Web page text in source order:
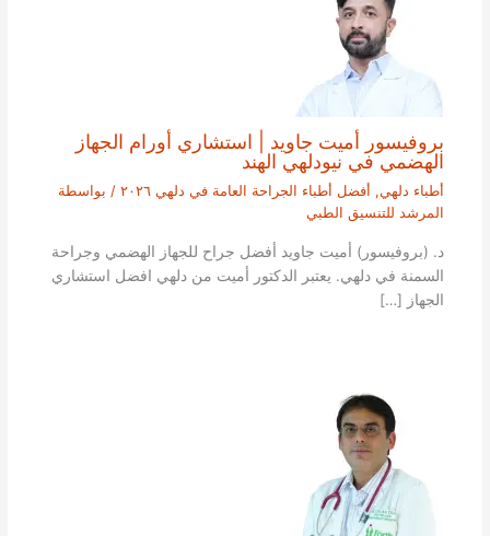
بروفيسور أميت جاويد | استشاري أورام الجهاز
الهضمي في نيودلهي الهند
أطباء دلهي, أفضل أطباء الجراحة العامة في دلهي ٢٠٢٦
/ بواسطة
المرشد للتنسيق الطبي
د. (بروفيسور) أميت جاويد أفضل جراح للجهاز الهضمي وجراحة
السمنة في دلهي. يعتبر الدكتور أميت من دلهي افضل استشاري
الجهاز […]